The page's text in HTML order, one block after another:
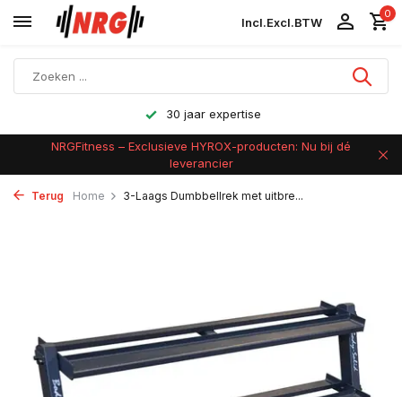
Incl.Excl.BTW
0
Achteraf betalen
NRGFitness – Exclusieve HYROX-producten: Nu bij dé
leverancier
Terug Home 3-Laags Dumbbellrek met uitbre...